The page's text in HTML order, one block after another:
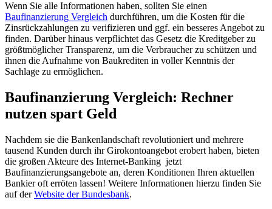
Wenn Sie alle Informationen haben, sollten Sie einen
Baufinanzierung Vergleich durchführen, um die Kosten für die
Zinsrückzahlungen zu verifizieren und ggf. ein besseres Angebot zu
finden. Darüber hinaus verpflichtet das Gesetz die Kreditgeber zu
größtmöglicher Transparenz, um die Verbraucher zu schützen und
ihnen die Aufnahme von Baukrediten in voller Kenntnis der
Sachlage zu ermöglichen.
Baufinanzierung Vergleich: Rechner
nutzen spart Geld
Nachdem sie die Bankenlandschaft revolutioniert und mehrere
tausend Kunden durch ihr Girokontoangebot erobert haben, bieten
die großen Akteure des Internet-Banking jetzt
Baufinanzierungsangebote an, deren Konditionen Ihren aktuellen
Bankier oft erröten lassen! Weitere Informationen hierzu finden Sie
auf derWebsite der Bundesbank.